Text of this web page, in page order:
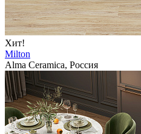
Хит!
Milton
Alma Ceramica, Россия